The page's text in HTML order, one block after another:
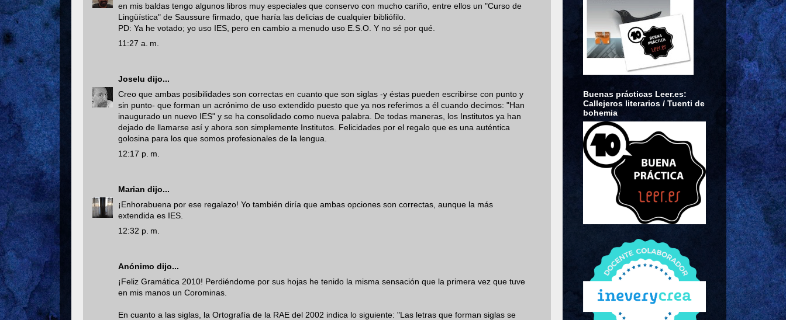
en mis baldas tengo algunos libros muy especiales que conservo con mucho cariño, entre ellos un "Curso de
Lingüística" de Saussure firmado, que haría las delicias de cualquier bibliófilo.
PD: Ya he votado; yo uso IES, pero en cambio a menudo uso E.S.O. Y no sé por qué.
11:27 a. m.
Joselu dijo...
Creo que ambas posibilidades son correctas en cuanto que son siglas -y éstas pueden escribirse con punto y
sin punto- que forman un acrónimo de uso extendido puesto que ya nos referimos a él cuando decimos: "Han
inaugurado un nuevo IES" y se ha consolidado como nueva palabra. De todas maneras, los Institutos ya han
dejado de llamarse así y ahora son simplemente Institutos. Felicidades por el regalo que es una auténtica
golosina para los que somos profesionales de la lengua.
12:17 p. m.
Marian dijo...
¡Enhorabuena por ese regalazo! Yo también diría que ambas opciones son correctas, aunque la más
extendida es IES.
12:32 p. m.
Anónimo dijo...
¡Feliz Gramática 2010! Perdiéndome por sus hojas he tenido la misma sensación que la primera vez que tuve
en mis manos un Corominas.
En cuanto a las siglas, la Ortografía de la RAE del 2002 indica lo siguiente: "Las letras que forman siglas se
Buenas prácticas Leer.es:
Callejeros literarios / Tuenti de
bohemia